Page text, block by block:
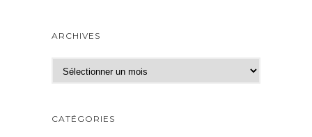
ARCHIVES
r
h
CATÉGORIES